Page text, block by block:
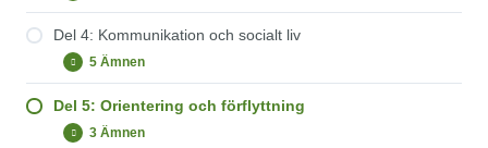
Om sinnena
3:
Tillgång
information
Prova på!
Omvärldsförståelse via det taktila sinnet
Del 4: Kommunikation och socialt liv
Expandera
Del
4:
Kommunikation
socialt
5 Ämnen
Prova på!
Del 5: Orientering och förflyttning
Minimera
Del 3 Ämnen